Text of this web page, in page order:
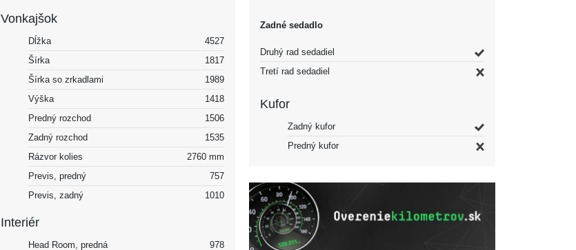
Vonkajšok
Dĺžka
4527
Šírka
1817
Šírka so zrkadlami
1989
Výška
1418
Predný rozchod
1506
Zadný rozchod
1535
Rázvor kolies
2760 mm
Previs, predný
757
Previs, zadný
1010
Interiér
Head Room, predná
978
Zadné sedadlo
Druhý rad sedadiel
Tretí rad sedadiel
Kufor
Zadný kufor
Predný kufor